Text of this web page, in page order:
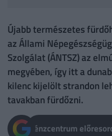
Újabb természetes
az Állami
Szolgálat (ÁNTSZ) az
megyében, így itt a
kilenc kijelölt strandon
tavakban fürdőzni.
Pénzcentrum